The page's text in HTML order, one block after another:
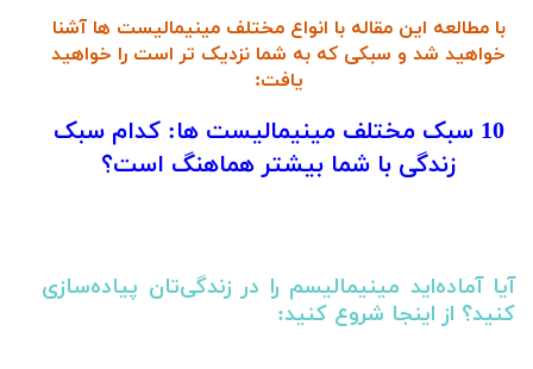
با مطالعه این مقاله با انواع مختلف مینیمالیست ها آشنا
خواهید شد و سبکی که به شما نزدیک تر است را خواهید
یافت:
10 سبک مختلف مینیمالیست ها: کدام سبک
زندگی با شما بیشتر هماهنگ است؟
آیا آماده‌اید مینیمالیسم را در زندگی‌تان پیاده‌سازی
کنید؟ از اینجا شروع کنید: